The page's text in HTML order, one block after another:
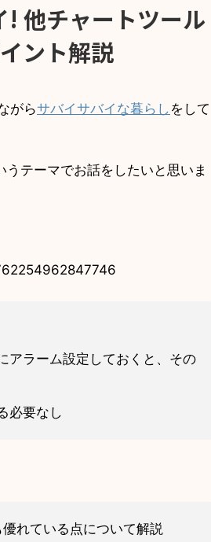
他チャートツール
ント解説
がらサバイサバイな暮らし をして
うテーマでお話をしたいと思いま
アラーム設定しておくと、その
必要なし
れている点について解説